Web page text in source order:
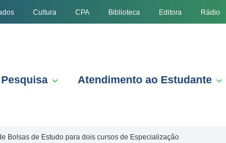
Cultura CPA Biblioteca Editora Rádio
Pesquisa Atendimento ao Estudante
Bolsas de Estudo para dois cursos de Especialização